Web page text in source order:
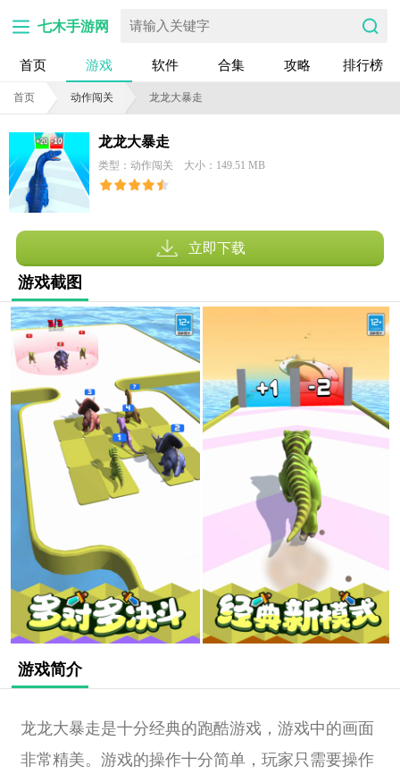
七木手游网
首页 游戏 软件 合集 攻略 排行榜
首页 动作闯关 龙龙大暴走
龙龙大暴走
类型：动作闯关 大小：149.51 MB
立即下载
游戏截图
游戏简介
龙龙大暴走是十分经典的跑酷游戏，游戏中的画面
非常精美。游戏的操作十分简单，玩家只需要操作